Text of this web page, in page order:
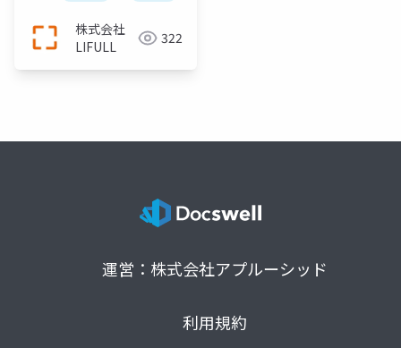
株式会社
LIFULL
322
運営：株式会社アプルーシッド
利用規約